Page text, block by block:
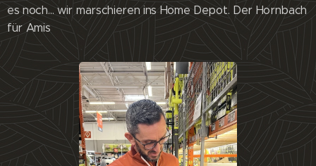
es noch… wir marschieren ins Home Depot. Der Hornbach
für Amis 😊